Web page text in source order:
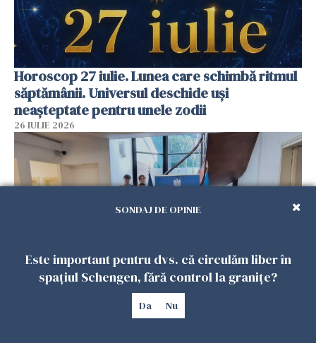
Horoscop 27 iulie. Lunea care schimbă ritmul
săptămânii. Universul deschide uși
neașteptate pentru unele zodii
26 IULIE 2026
Accidente, spitalizare sau alte urgențe?
Consulatul României la Roma promite
SONDAJ DE OPINIE
Este important pentru dvs. că circulăm liber în
spațiul Schengen, fără control la granițe?
Da Nu